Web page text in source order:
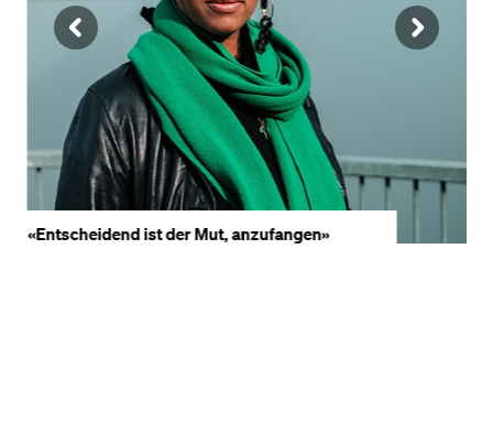
«Entscheidend ist der Mut, anzufangen»
VORHERIGE
SLIDE
ANZEIGEN